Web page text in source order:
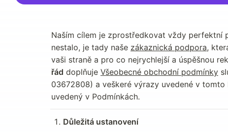
Naším cílem je zprostředkovat vždy perfektní
nestalo, je tady naše zákaznická podpora,
vaši straně a pro co nejrychlejší a úspěšnou
řád doplňuje Všeobecné obchodní podmínky
03672808) a veškeré výrazy uvedené v
uvedený v Podmínkách.
Důležitá ustanovení